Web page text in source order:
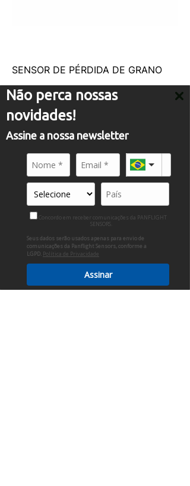
Não perca nossas
novidades!
Assine a nossa newsletter
Concordo em receber comunicações da PANFLIGHT
SENSORS.
Seus dados serão usados apenas para envio de
comunicações da Panflight Sensors, conforme a
LGPD. Política de Privacidade
Assinar
SENSOR DE PÉRDIDA DE GRANO
ATENDIMENTO
comercial01@panflight.com
+55 (19) 3437-2010
+55 (19) 97155-8740
A PANFLIGHT
Sobre
Trabalhe Conosco
Mapa do Site
PRODUTOS